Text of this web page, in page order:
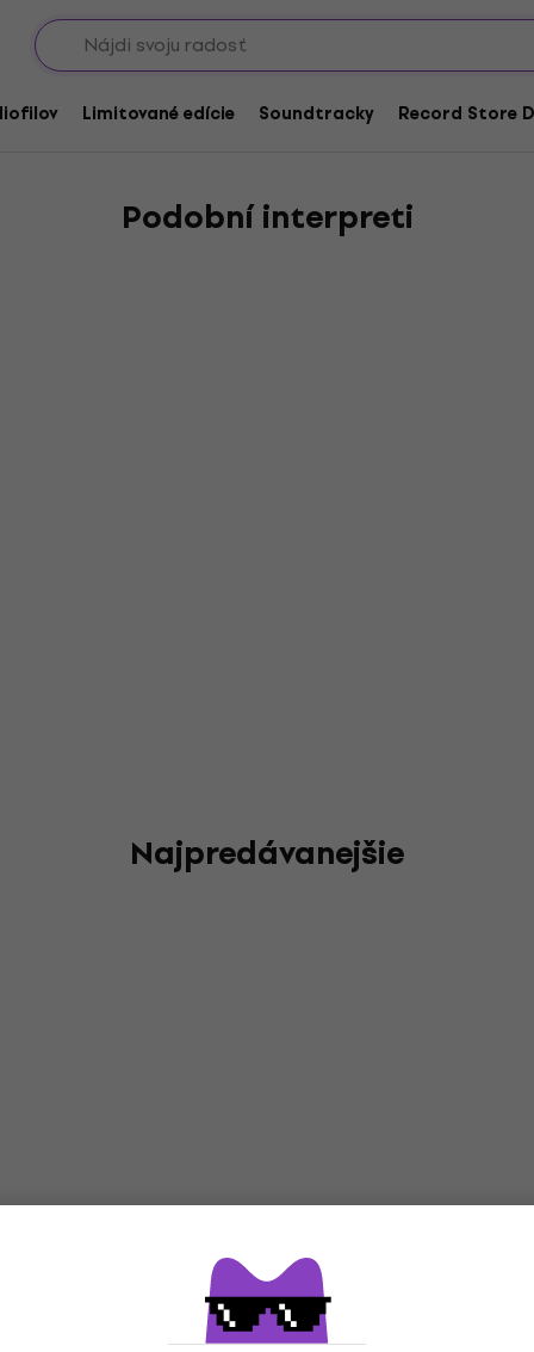
Limitované edície Soundtracky Record Store
Podobní interpreti
Najpredávanejšie